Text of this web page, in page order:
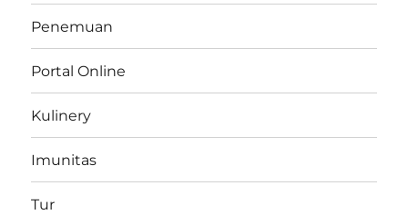
Penemuan
Portal Online
Kulinery
Imunitas
Tur